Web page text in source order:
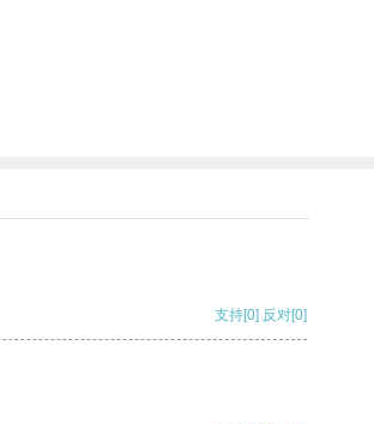
支持[0] 反对[0]